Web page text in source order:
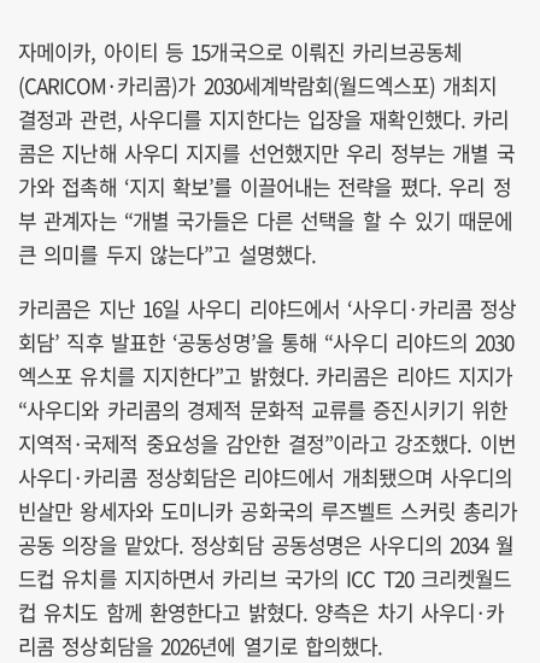
자메이카, 아이티 등 15개국으로 이뤄진 카리브공동체
(CARICOM·카리콤)가 2030세계박람회(월드엑스포) 개최지
결정과 관련, 사우디를 지지한다는 입장을 재확인했다. 카리
콤은 지난해 사우디 지지를 선언했지만 우리 정부는 개별 국
가와 접촉해 ‘지지 확보’를 이끌어내는 전략을 폈다. 우리 정
부 관계자는 “개별 국가들은 다른 선택을 할 수 있기 때문에
큰 의미를 두지 않는다”고 설명했다.
카리콤은 지난 16일 사우디 리야드에서 ‘사우디·카리콤 정상
회담’ 직후 발표한 ‘공동성명’을 통해 “사우디 리야드의 2030
엑스포 유치를 지지한다”고 밝혔다. 카리콤은 리야드 지지가
“사우디와 카리콤의 경제적 문화적 교류를 증진시키기 위한
지역적·국제적 중요성을 감안한 결정”이라고 강조했다. 이번
사우디·카리콤 정상회담은 리야드에서 개최됐으며 사우디의
빈살만 왕세자와 도미니카 공화국의 루즈벨트 스커릿 총리가
공동 의장을 맡았다. 정상회담 공동성명은 사우디의 2034 월
드컵 유치를 지지하면서 카리브 국가의 ICC T20 크리켓월드
컵 유치도 함께 환영한다고 밝혔다. 양측은 차기 사우디·카
리콤 정상회담을 2026년에 열기로 합의했다.